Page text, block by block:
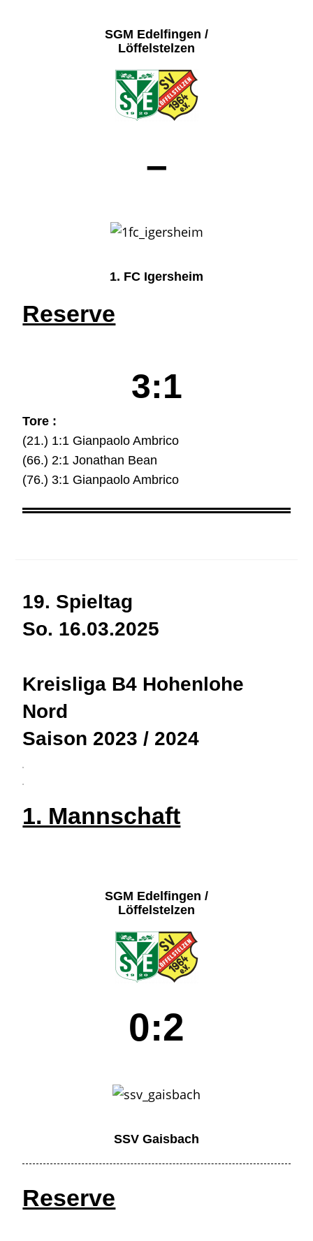
SGM Edelfingen /
Löffelstelzen
–
1. FC Igersheim
Reserve
3:1
Tore :
(21.) 1:1 Gianpaolo Ambrico
(66.) 2:1 Jonathan Bean
(76.) 3:1 Gianpaolo Ambrico
19. Spieltag
So. 16.03.2025
Kreisliga B4 Hohenlohe
Nord
Saison 2023 / 2024
3
4
1. Mannschaft
SGM Edelfingen /
Löffelstelzen
0:2
SSV Gaisbach
Reserve